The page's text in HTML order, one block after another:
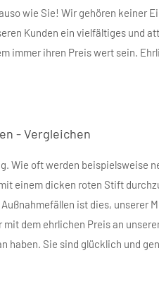
wie Sie! Wir gehören keiner
Kunden ein vielfältiges und
immer ihren Preis wert sein.
- Vergleichen
Wie oft werden beispielsweise
einem dicken roten Stift
ist dies, unserer
mit dem ehrlichen Preis an
haben. Sie sind glücklich und